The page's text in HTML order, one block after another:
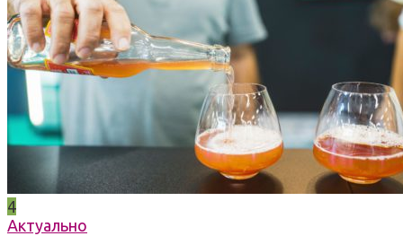
4
Актуально